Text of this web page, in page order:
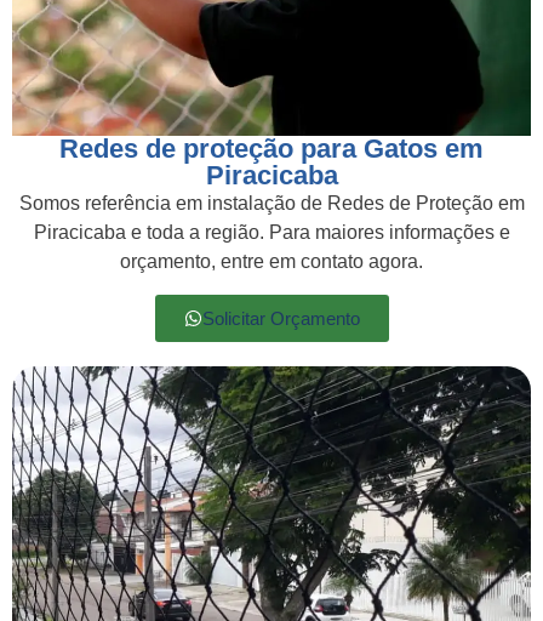
Redes de proteção para Gatos em
Piracicaba
Somos referência em instalação de Redes de Proteção em
Piracicaba e toda a região. Para maiores informações e
orçamento, entre em contato agora.
Solicitar Orçamento